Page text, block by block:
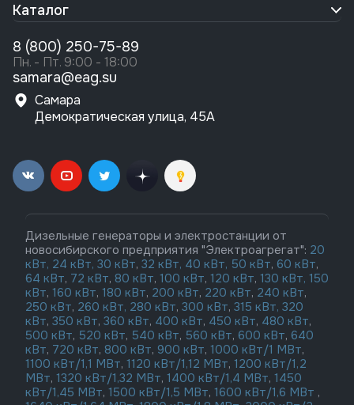
Каталог
8 (800) 250-75-89
Пн. - Пт. 9:00 - 18:00
samara@eag.su
Самара
Демократическая улица, 45А
Дизельные генераторы и электростанции от
новосибирского предприятия "Электроагрегат": 20
кВт, 24 кВт, 30 кВт, 32 кВт, 40 кВт, 50 кВт, 60 кВт,
64 кВт, 72 кВт, 80 кВт, 100 кВт, 120 кВт, 130 кВт, 150
кВт, 160 кВт, 180 кВт, 200 кВт, 220 кВт, 240 кВт,
250 кВт, 260 кВт, 280 кВт, 300 кВт, 315 кВт, 320
кВт, 350 кВт, 360 кВт, 400 кВт, 450 кВт, 480 кВт,
500 кВт, 520 кВт, 540 кВт, 560 кВт, 600 кВт, 640
кВт, 720 кВт, 800 кВт, 900 кВт, 1000 кВт/1 МВт,
1100 кВт/1,1 МВт, 1120 кВт/1,12 МВт, 1200 кВт/1,2
МВт, 1320 кВт/1,32 МВт, 1400 кВт/1,4 МВт, 1450
кВт/1,45 МВт, 1500 кВт/1,5 МВт, 1600 кВт/1,6 МВт ,